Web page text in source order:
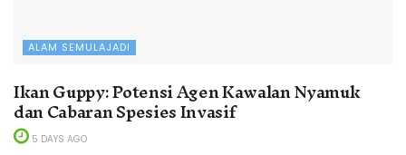
ALAM SEMULAJADI
Ikan Guppy: Potensi Agen Kawalan Nyamuk
dan Cabaran Spesies Invasif
5 DAYS AGO